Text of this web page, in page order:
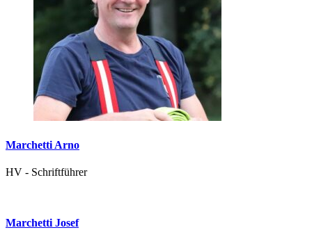
Marchetti Arno
HV - Schriftführer
Marchetti Josef